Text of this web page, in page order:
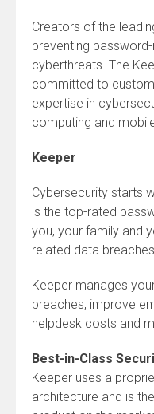
Creators of the
preventing
cyberthreats. The
committed to
expertise in
computing and
Keeper
Cybersecurity starts
is the top-rated
you, your family and
related data
Keeper manages
breaches, improve
helpdesk costs and
Best-in-Class
Keeper uses a
architecture and is